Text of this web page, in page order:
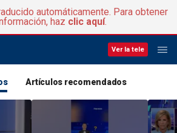
automáticamente. Para obtener
haz clic aquí.
Ver la tele
Artículos recomendados